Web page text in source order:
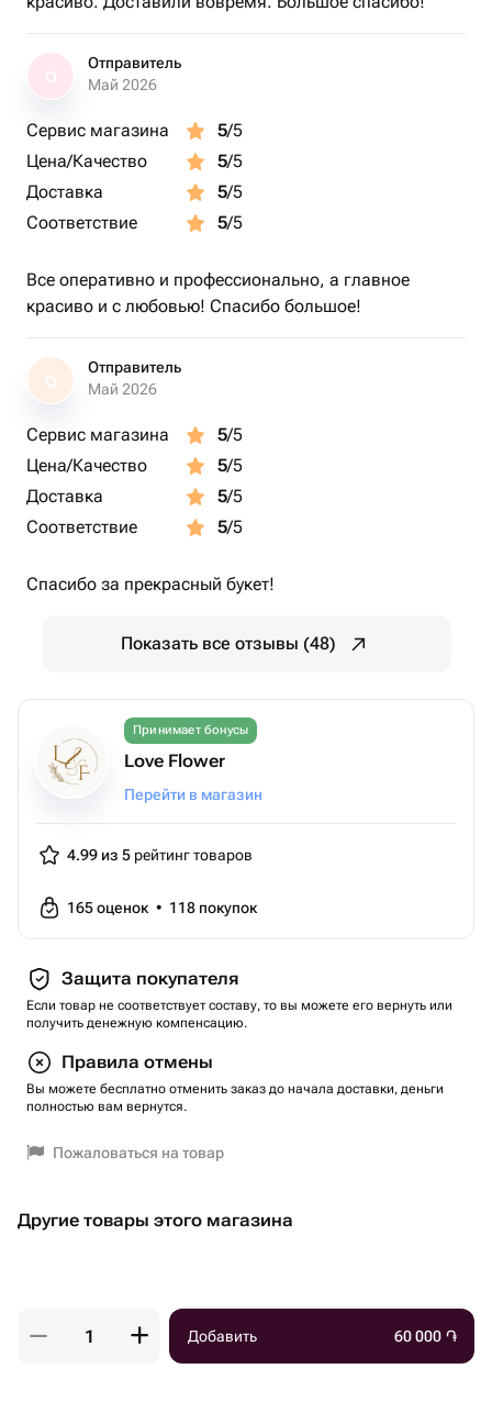
Отправитель
Май 2026
Сервис магазина 5/5
Цена/Качество
5/5
Доставка
5/5
Соответствие
5/5
Все оперативно и профессионально, а главное
красиво и с любовью! Спасибо большое!
О
Отправитель
Май 2026
Сервис магазина 5/5
Цена/Качество
5/5
Доставка
5/5
Соответствие
5/5
Спасибо за прекрасный букет!
Показать все отзывы (48)
Принимает бонусы
Love Flower
Перейти в магазин
4.99 из 5 рейтинг товаров
165оценок • 118 покупок
Защита покупателя
Если товар не соответствует составу, то вы можете его вернуть или
получить денежную компенсацию.
Правила отмены
Вы можете бесплатно отменить заказ до начала доставки, деньги
полностью вам вернутся.
Пожаловаться на товар
Другие товары этого магазина
Добавить 60 000 ֏